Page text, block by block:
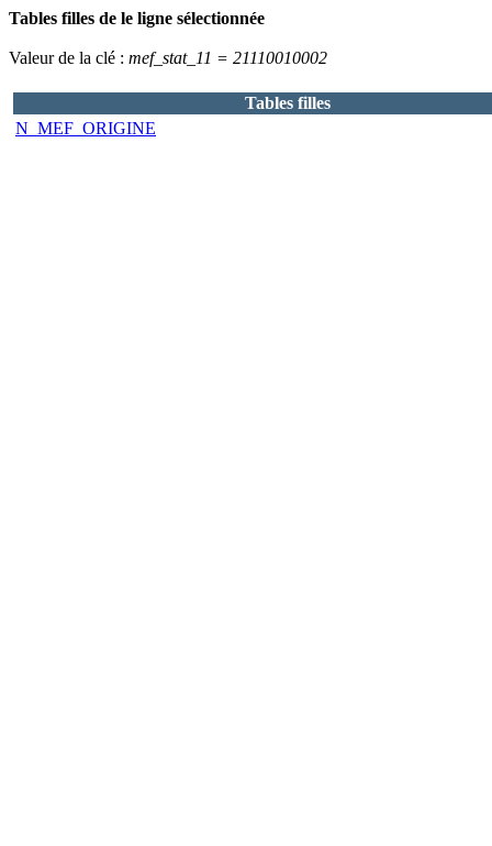
Tables filles de le ligne sélectionnée
Valeur de la clé : mef_stat_11 = 21110010002
Tables filles
N_MEF_ORIGINE